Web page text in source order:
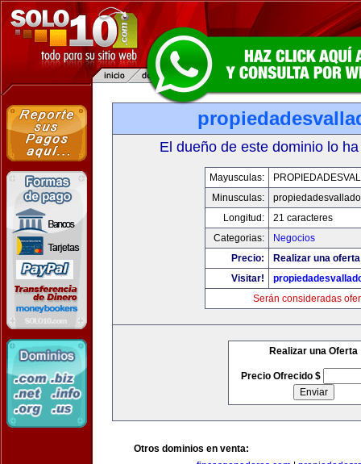
El dueño de este dominio lo
Mayusculas:
Minusculas:
Longitud:
21 caracteres
Categorias:
Negocios
Precio:
Realizar una
Visitar!
Serán consideradas
Realizar una Oferta
Precio Ofrecido $
Otros dominios en venta: